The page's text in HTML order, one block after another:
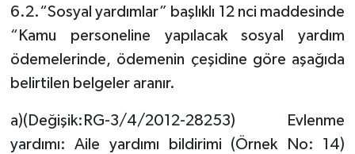
6.2.“Sosyal yardımlar” başlıklı 12 nci maddesinde
“Kamu personeline yapılacak sosyal yardım
ödemelerinde, ödemenin çeşidine göre aşağıda
belirtilen belgeler aranır.
a)(Değişik:RG-3/4/2012-28253) Evlenme
yardımı: Aile yardımı bildirimi (Örnek No: 14)